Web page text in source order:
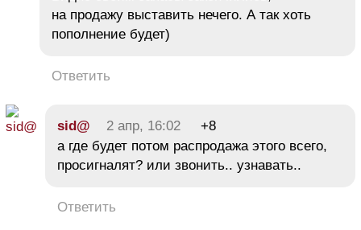
на продажу выставить нечего. А так хоть
пополнение будет)
Ответить
sid@ 2 апр, 16:02
+8
а где будет потом распродажа этого всего,
просигналят? или звонить.. узнавать..
Ответить